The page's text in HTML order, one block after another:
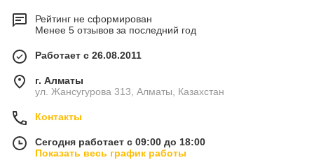
Рейтинг не сформирован
Менее 5 отзывов за последний год
Работает с 26.08.2011
г. Алматы
ул. Жансугурова 313, Алматы, Казахстан
Контакты
Сегодня работает с 09:00 до 18:00
Показать весь график работы